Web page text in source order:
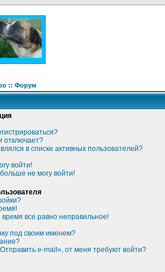
:: Форум
отключает?
в списке активных пользователей?
войти!
не могу войти!
все равно неправильное!
под своим именем?
e-mail», от меня требуют войти?